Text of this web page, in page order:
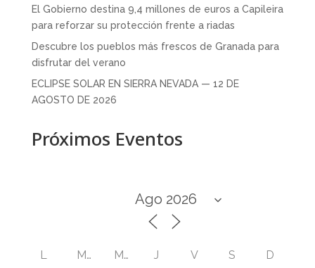
El Gobierno destina 9,4 millones de euros a Capileira
para reforzar su protección frente a riadas
Descubre los pueblos más frescos de Granada para
disfrutar del verano
ECLIPSE SOLAR EN SIERRA NEVADA — 12 DE
AGOSTO DE 2026
Próximos Eventos
L M M J V S D